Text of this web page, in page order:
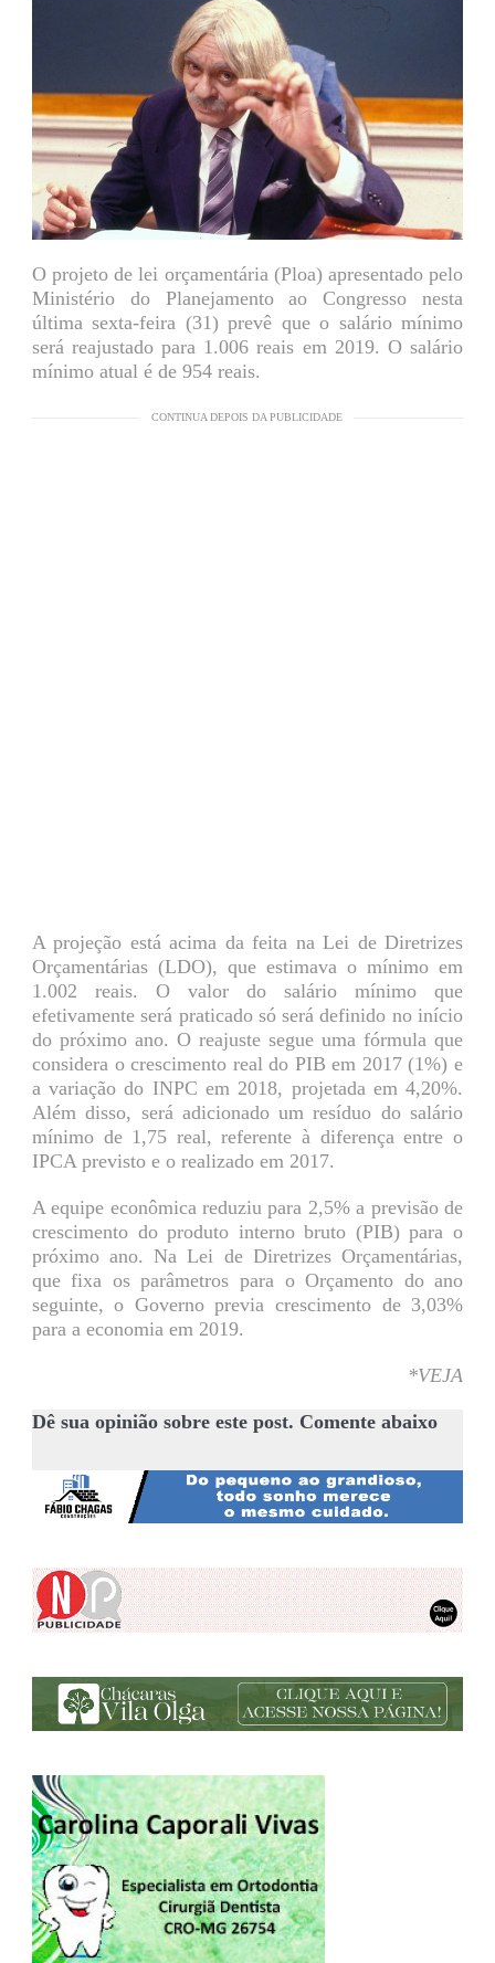
O projeto de lei orçamentária (Ploa) apresentado pelo
Ministério do Planejamento ao Congresso nesta
última sexta-feira (31) prevê que o salário mínimo
será reajustado para 1.006 reais em 2019. O salário
mínimo atual é de 954 reais.
CONTINUA DEPOIS DA PUBLICIDADE
A projeção está acima da feita na Lei de Diretrizes
Orçamentárias (LDO), que estimava o mínimo em
1.002 reais. O valor do salário mínimo que
efetivamente será praticado só será definido no início
do próximo ano. O reajuste segue uma fórmula que
considera o crescimento real do PIB em 2017 (1%) e
a variação do INPC em 2018, projetada em 4,20%.
Além disso, será adicionado um resíduo do salário
mínimo de 1,75 real, referente à diferença entre o
IPCA previsto e o realizado em 2017.
A equipe econômica reduziu para 2,5% a previsão de
crescimento do produto interno bruto (PIB) para o
próximo ano. Na Lei de Diretrizes Orçamentárias,
que fixa os parâmetros para o Orçamento do ano
seguinte, o Governo previa crescimento de 3,03%
para a economia em 2019.
*VEJA
Dê sua opinião sobre este post. Comente abaixo